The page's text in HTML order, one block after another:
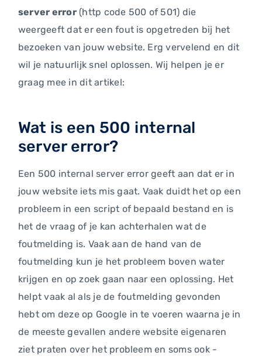
server error(http code 500 of 501) die
weergeeft dat er een fout is opgetreden bij het
bezoeken van jouw website. Erg vervelend en dit
wil je natuurlijk snel oplossen. Wij helpen je er
graag mee in dit artikel:
Wat is een 500 internal
server error?
Een 500 internal server error geeft aan dat er in
jouw website iets mis gaat. Vaak duidt het op een
probleem in een script of bepaald bestand en is
het de vraag of je kan achterhalen wat de
foutmelding is. Vaak aan de hand van de
foutmelding kun je het probleem boven water
krijgen en op zoek gaan naar een oplossing. Het
helpt vaak al als je de foutmelding gevonden
hebt om deze op Google in te voeren waarna je in
de meeste gevallen andere website eigenaren
ziet praten over het probleem en soms ook -